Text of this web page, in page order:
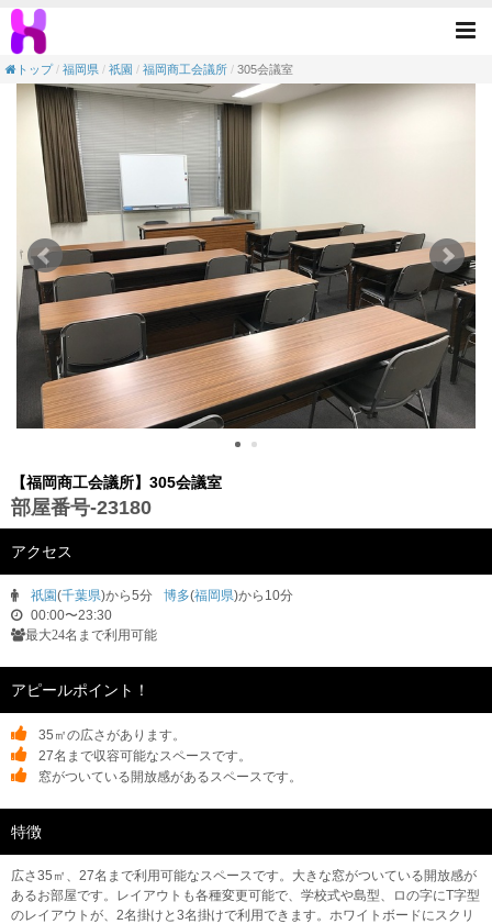
【会議室】福岡商工会議所-305会議室(祇園
トップ
福岡県 祇園 福岡商工会議所 305会議室
【福岡商工会議所】305会議室
部屋番号-23180
アクセス
祇園(千葉県)から5分 博多(福岡県)から10分
00:00〜23:30
最大24名まで利用可能
アピールポイント！
35㎡の広さがあります。
27名まで収容可能なスペースです。
窓がついている開放感があるスペースです。
特徴
広さ35㎡、27名まで利用可能なスペースです。大きな窓がついている開放感が
あるお部屋です。レイアウトも各種変更可能で、学校式や島型、ロの字にT字型
のレイアウトが、2名掛けと3名掛けで利用できます。ホワイトボードにスクリ